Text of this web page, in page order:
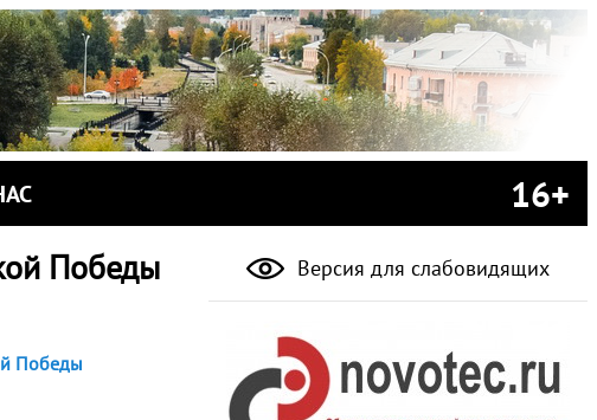
16+
Победы
Победы
Версия для слабовидящих